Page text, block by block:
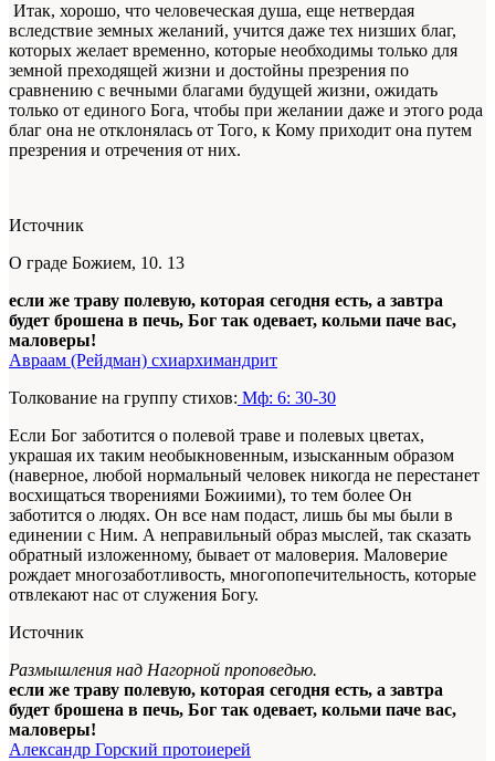
Итак, хорошо, что человеческая душа, еще нетвердая
вследствие земных желаний, учится даже тех низших благ,
которых желает временно, которые необходимы только для
земной преходящей жизни и достойны презрения по
сравнению с вечными благами будущей жизни, ожидать
только от единого Бога, чтобы при желании даже и этого рода
благ она не отклонялась от Того, к Кому приходит она путем
презрения и отречения от них.
Источник
О граде Божием, 10. 13
если же траву полевую, которая сегодня есть, а завтра
будет брошена в печь, Бог так одевает, кольми паче вас,
маловеры!
Авраам (Рейдман) схиархимандрит
Толкование на группу стихов: Мф: 6: 30-30
Если Бог заботится о полевой траве и полевых цветах,
украшая их таким необыкновенным, изысканным образом
(наверное, любой нормальный человек никогда не перестанет
восхищаться творениями Божиими), то тем более Он
заботится о людях. Он все нам подаст, лишь бы мы были в
единении с Ним. А неправильный образ мыслей, так сказать
обратный изложенному, бывает от маловерия. Маловерие
рождает многозаботливость, многопопечительность, которые
отвлекают нас от служения Богу.
Источник
Размышления над Нагорной проповедью.
если же траву полевую, которая сегодня есть, а завтра
будет брошена в печь, Бог так одевает, кольми паче вас,
маловеры!
Александр Горский протоиерей